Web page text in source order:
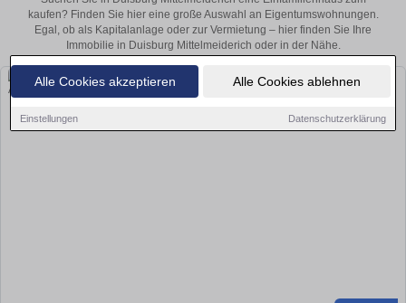
Alle Cookies akzeptieren Alle Cookies ablehnen
Einstellungen Datenschutzerklärung
kaufen? Finden Sie hier eine große Auswahl an Eigentumswohnungen.
Egal, ob als Kapitalanlage oder zur Vermietung – hier finden Sie Ihre
Immobilie in Duisburg Mittelmeiderich oder in der Nähe.